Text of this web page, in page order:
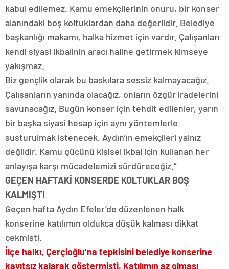
kabul edilemez. Kamu emekçilerinin onuru, bir konser
alanındaki boş koltuklardan daha değerlidir. Belediye
başkanlığı makamı, halka hizmet için vardır. Çalışanları
kendi siyasi ikbalinin aracı haline getirmek kimseye
yakışmaz.
Biz gençlik olarak bu baskılara sessiz kalmayacağız.
Çalışanların yanında olacağız, onların özgür iradelerini
savunacağız. Bugün konser için tehdit edilenler, yarın
bir başka siyasi hesap için aynı yöntemlerle
susturulmak istenecek. Aydın’ın emekçileri yalnız
değildir. Kamu gücünü kişisel ikbal için kullanan her
anlayışa karşı mücadelemizi sürdüreceğiz.”
GEÇEN HAFTAKİ KONSERDE KOLTUKLAR BOŞ
KALMIŞTI
Geçen hafta Aydın Efeler’de düzenlenen halk
konserine katılımın oldukça düşük kalması dikkat
çekmişti.
İlçe halkı, Çerçioğlu’na tepkisini belediye konserine
kayıtsız kalarak göstermişti. Katılımın az olması